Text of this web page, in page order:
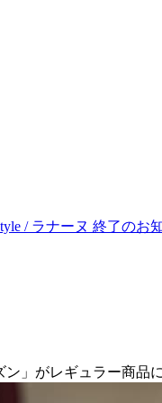
/ ラナーヌ 終了のお
ン」がレギュラー商品